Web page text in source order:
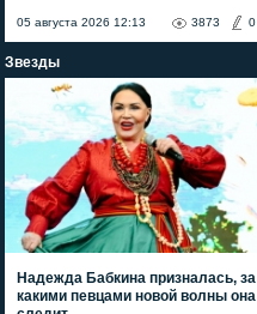
05 августа 2026 12:13 0
3873
Звезды
Надежда Бабкина призналась, за
какими певцами новой волны она